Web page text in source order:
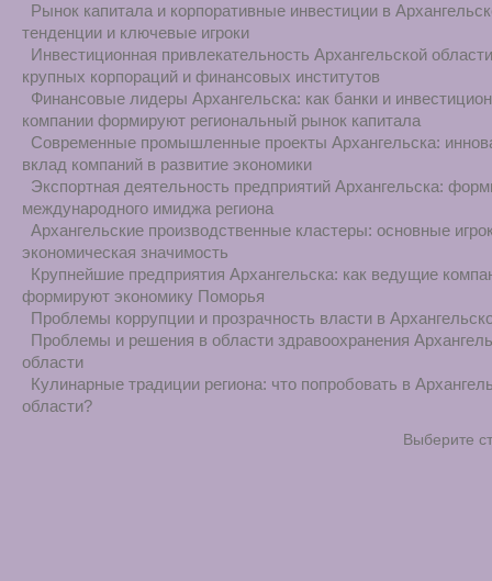
Рынок капитала и корпоративные инвестиции в
тенденции и ключевые игроки
Инвестиционная привлекательность Архангельской
крупных корпораций и финансовых институтов
Финансовые лидеры Архангельска: как банки и
компании формируют региональный рынок капитала
Современные промышленные проекты Архангельска:
вклад компаний в развитие экономики
Экспортная деятельность предприятий Архангельска:
международного имиджа региона
Архангельские производственные кластеры: основные
экономическая значимость
Крупнейшие предприятия Архангельска: как ведущие
формируют экономику Поморья
Проблемы коррупции и прозрачность власти в
Проблемы и решения в области здравоохранения
области
Кулинарные традиции региона: что попробовать в
области?
Выберите